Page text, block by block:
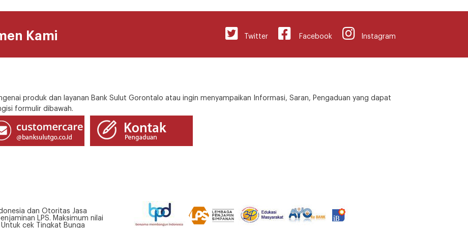
Kami Instagram
Facebook
Twitter
produk dan layanan Bank Sulut Gorontalo atau ingin menyampaikan Informasi, Saran, Pengaduan yang dapat
formulir dibawah.
dan Otoritas Jasa
LPS. Maksimum nilai
cek Tingkat Bunga